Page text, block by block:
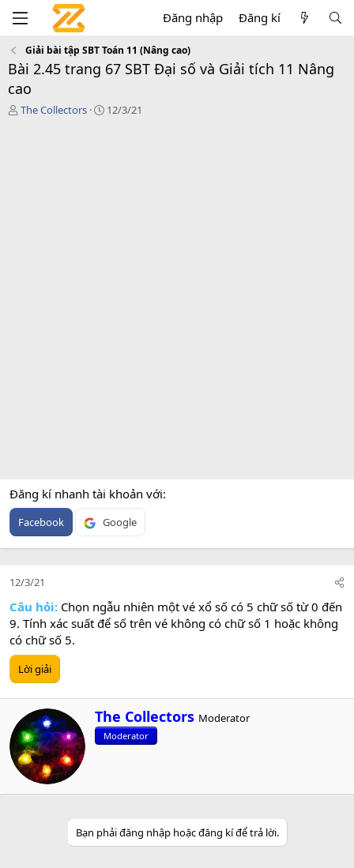
Đăng nhập Đăng kí
Giải bài tập SBT Toán 11 (Nâng cao)
Bài 2.45 trang 67 SBT Đại số và Giải tích 11 Nâng
cao
T
The Collectors
C12/3/21
Đăng kí nhanh tài khoản với
Facebook Google
12/3/21
Câu hỏi: Chọn ngẫu nhiên một vé xổ số có 5 chữ số từ 0 đến
9. Tính xác suất để số trên vé không có chữ số 1 hoặc không
có chữ số 5.
Lời giải
W
r
i
n
The Collectors Moderator
Moderator
Bạn phải đăng nhập hoặc đăng kí để trả lời.